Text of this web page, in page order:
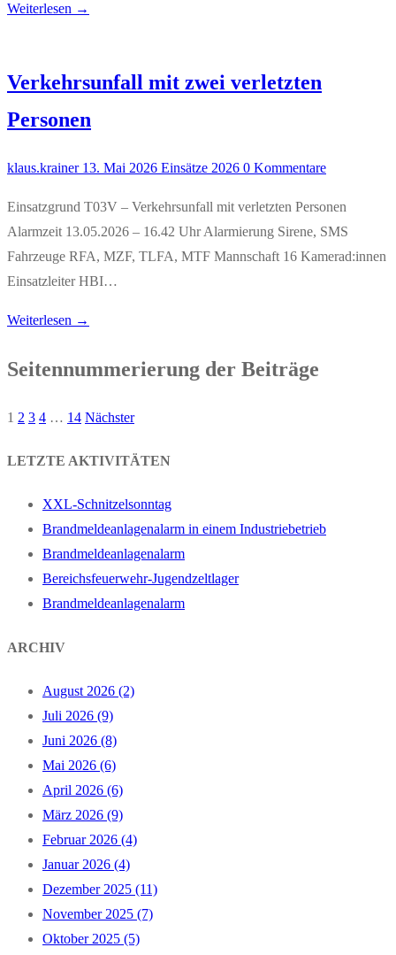
Weiterlesen →
Verkehrsunfall mit zwei verletzten
Personen
klaus.krainer 13. Mai 2026 Einsätze 2026 0 Kommentare
Einsatzgrund T03V – Verkehrsunfall mit verletzten Personen
Alarmzeit 13.05.2026 – 16.42 Uhr Alarmierung Sirene, SMS
Fahrzeuge RFA, MZF, TLFA, MTF Mannschaft 16 Kamerad:innen
Einsatzleiter HBI…
Weiterlesen →
Seitennummerierung der Beiträge
1 2 3 4 … 14 Nächster
LETZTE AKTIVITÄTEN
XXL-Schnitzelsonntag
Brandmeldeanlagenalarm in einem Industriebetrieb
Brandmeldeanlagenalarm
Bereichsfeuerwehr-Jugendzeltlager
Brandmeldeanlagenalarm
ARCHIV
August 2026 (2)
Juli 2026 (9)
Juni 2026 (8)
Mai 2026 (6)
April 2026 (6)
März 2026 (9)
Februar 2026 (4)
Januar 2026 (4)
Dezember 2025 (11)
November 2025 (7)
Oktober 2025 (5)